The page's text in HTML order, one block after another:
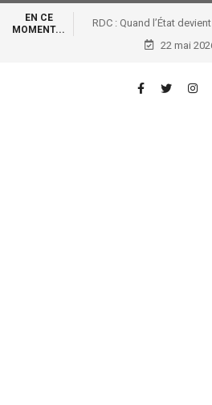
EN CE
MOMENT...
RDC : Quand l’État
voleurs !: RDC : Quand
22 mai